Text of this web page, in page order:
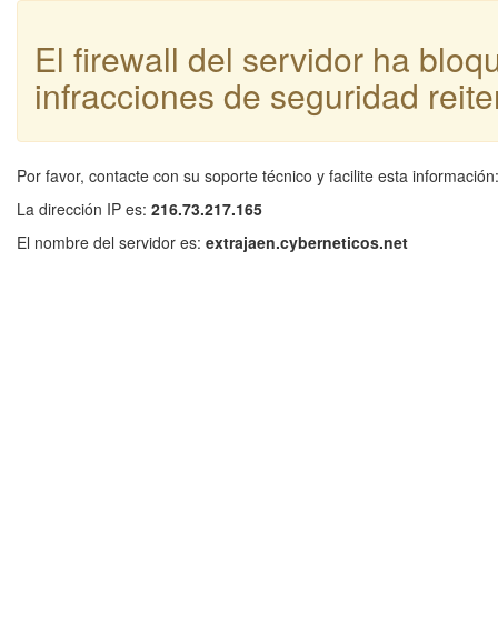
El firewall del servidor ha
infracciones de seguridad
Por favor, contacte con su soporte técnico y facilite esta información:
La dirección IP es: 216.73.217.165
El nombre del servidor es: extrajaen.cyberneticos.net